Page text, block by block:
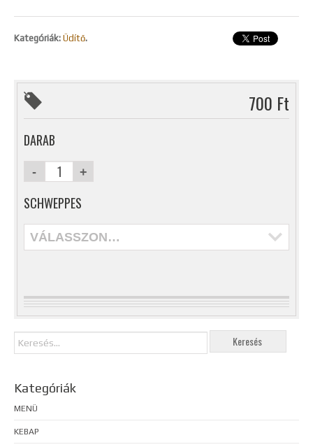
Kategóriák: Üdítő.
700 Ft
DARAB
SCHWEPPES
VÁLASSZON…
Kategóriák
MENÜ
KEBAP